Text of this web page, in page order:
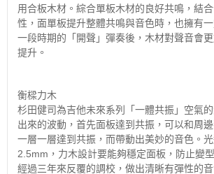
用合板木材。綜合單板木材的良好共鳴，結
性，面單板提升整體共鳴與音色時，也擁有
一段時期的「開聲」彈奏後，木材對聲音會
提升。
衡樑力木
杉田健司為吉他未來系列「一體共振」空氣
出來的波動，首先面板達到共振，可以和周
一層一層達到共振，而帶動出美妙的音色。
2.5mm，力木設計要能夠穩定面板，防止變
經過三年來反覆的調校，做出清晰有彈性的